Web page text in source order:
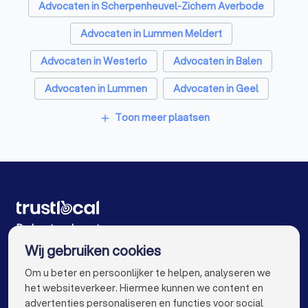
opleiding. Zo bent u er zeker van dat u een weloverwogen
keuze maakt.
Of u nu op zoek bent naar een advocaat in strafrecht, in
familierecht of een advocaat voor een arbeidsconflict, bij
Trustlocal vindt u de beste advocaten in Tessenderlo.
Personal trainers in Tessenderlo
Advocaten in Scherpenheuvel-Zichem Averbode
Advocaten in Lummen Meldert
Advocaten in Westerlo
Advocaten in Balen
Advocaten in Lummen
Advocaten in Geel
Advocaten in Leopoldsburg
Advocaten in Mol
Advocaten in Aalst
Advocaten in Kortrijk
Advocaten in Hasselt
Advocaten in Sint-Niklaas
Advocaten in Roeselare
Advocaten in Beveren
add Toon meer plaatsen
De beste advocaten voor u
Wij gebruiken cookies
Om u beter en persoonlijker te helpen, analyseren we
het websiteverkeer. Hiermee kunnen we content en
advertenties personaliseren en functies voor social